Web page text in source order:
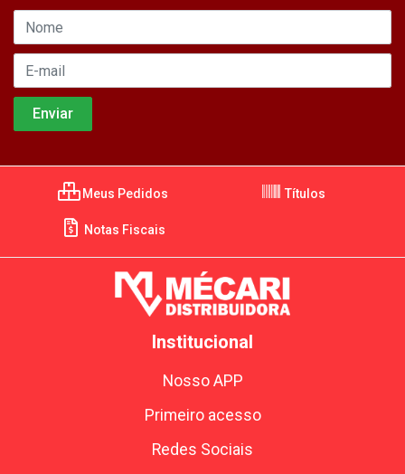
Meus Pedidos Títulos
Notas Fiscais
Institucional
Nosso APP
Primeiro acesso
Redes Sociais